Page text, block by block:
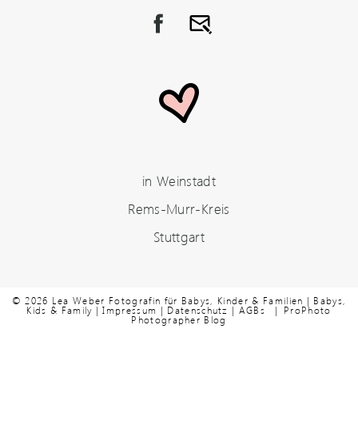
in Weinstadt
Rems-Murr-Kreis
Stuttgart
© 2026 Lea Weber Fotografin für Babys, Kinder & Familien | Babys,
Kids & Family |Impressum | Datenschutz | AGBs |
ProPhoto
Photographer Blog